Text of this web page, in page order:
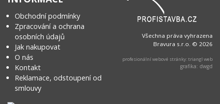
Obchodní podmínky
Zpracování a ochrana
osobních údajů
Jak nakupovat
O nás
Kontakt
Reklamace, odstoupení od
smlouvy
Všechna práva vyhrazena
Bravura s.r.o. © 2026
profesionální webové stránky: triangl web
grafika: dwgd